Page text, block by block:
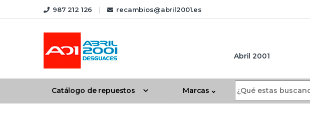
Skip to navigation
Skip to content987 212 126 recambios@abril2001.es
Abril 2001
Catálogo de repuestos Marcas